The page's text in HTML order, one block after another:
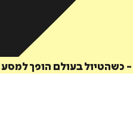
כשהטיול בעולם הופך